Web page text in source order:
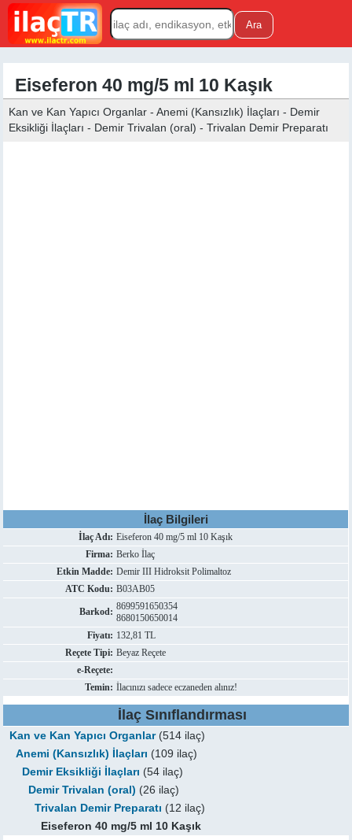
Eiseferon 40 mg/5 ml 10 Kaşık
Kan ve Kan Yapıcı Organlar - Anemi (Kansızlık) İlaçları - Demir
Eksikliği İlaçları - Demir Trivalan (oral) - Trivalan Demir Preparatı
İlaç Bilgileri
İlaç Adı: Eiseferon 40 mg/5 ml 10 Kaşık
Firma: Berko İlaç
Etkin Madde: Demir III Hidroksit Polimaltoz
ATC Kodu: B03AB05
Barkod: 8699591650354
8680150650014
Fiyatı: 132,81 TL
Reçete Tipi: Beyaz Reçete
e-Reçete:
Temin: İlacınızı sadece eczaneden alınız!
İlaç Sınıflandırması
Kan ve Kan Yapıcı Organlar(514 ilaç)
Anemi (Kansızlık) İlaçları (109 ilaç)
Demir Eksikliği İlaçları (54 ilaç)
Demir Trivalan (oral) (26 ilaç)
Trivalan Demir Preparatı (12 ilaç)
Eiseferon 40 mg/5 ml 10 Kaşık